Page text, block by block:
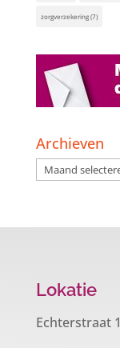
zorgverzekering(7)
Archieven
Archieven
Lokatie
Echterstraat